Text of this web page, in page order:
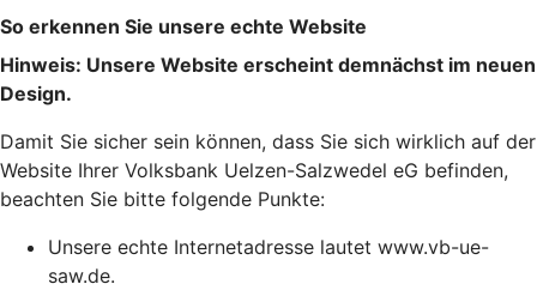
So erkennen Sie unsere echte Website
Hinweis: Unsere Website erscheint demnächst im neuen
Design.
Damit Sie sicher sein können, dass Sie sich wirklich auf der
Website Ihrer Volksbank Uelzen-Salzwedel eG befinden,
beachten Sie bitte folgende Punkte:
Unsere echte Internetadresse lautet www.vb-ue-
saw.de.